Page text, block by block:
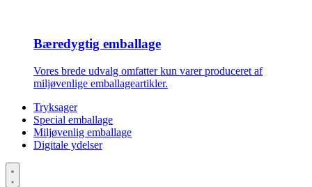
Bæredygtig emballage
Vores brede udvalg omfatter kun varer produceret af
miljøvenlige emballageartikler.
Tryksager
Special emballage
Miljøvenlig emballage
Digitale ydelser